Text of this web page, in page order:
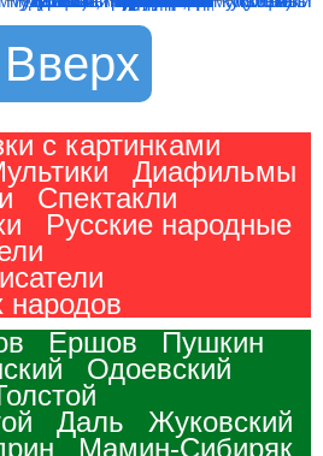
Вверх
с картинками
Диафильмы
Спектакли
Русские народные
народов
Ершов
Пушкин
Одоевский
Даль
Жуковский
Мамин-Сибиряк